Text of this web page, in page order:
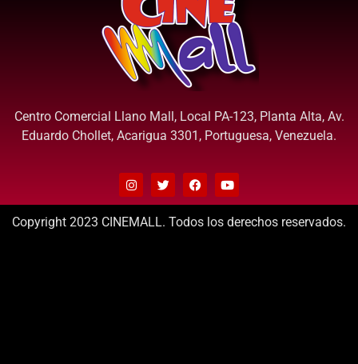
Centro Comercial Llano Mall, Local PA-123, Planta Alta, Av.
Eduardo Chollet, Acarigua 3301, Portuguesa, Venezuela.
Copyright 2023 CINEMALL. Todos los derechos reservados.